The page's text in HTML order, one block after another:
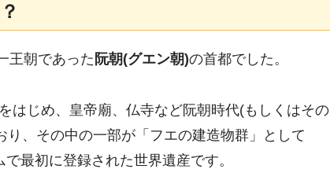
王朝であった 阮朝(グエン朝)の首都でした。
はじめ、皇帝廟、仏寺など阮朝時代(もしくはその
、その中の一部が「フエの建造物群」として
最初に登録された世界遺産です。